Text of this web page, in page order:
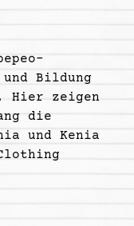
und Bildung
zeigen
die
und Kenia